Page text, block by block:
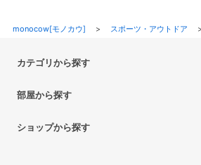
monocow[モノカウ] > スポーツ・アウトドア
カテゴリから探す
ペット用品 ベビー・キッズ
部屋から探す
ショップから探す